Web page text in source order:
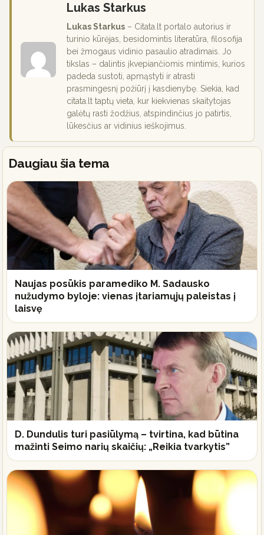
Lukas Starkus
Lukas Starkus – Citata.lt portalo autorius ir
turinio kūrėjas, besidomintis literatūra, filosofija
bei žmogaus vidinio pasaulio atradimais. Jo
tikslas – dalintis įkvepiančiomis mintimis, kurios
padeda sustoti, apmąstyti ir atrasti
prasmingesnį požiūrį į kasdienybę. Siekia, kad
citata.lt taptų vieta, kur kiekvienas skaitytojas
galėtų rasti žodžius, atspindinčius jo patirtis,
lūkesčius ar vidinius ieškojimus.
Daugiau šia tema
Naujas posūkis paramediko M. Sadausko
nužudymo byloje: vienas įtariamųjų paleistas į
laisvę
D. Dundulis turi pasiūlymą – tvirtina, kad būtina
mažinti Seimo narių skaičių: „Reikia tvarkytis”